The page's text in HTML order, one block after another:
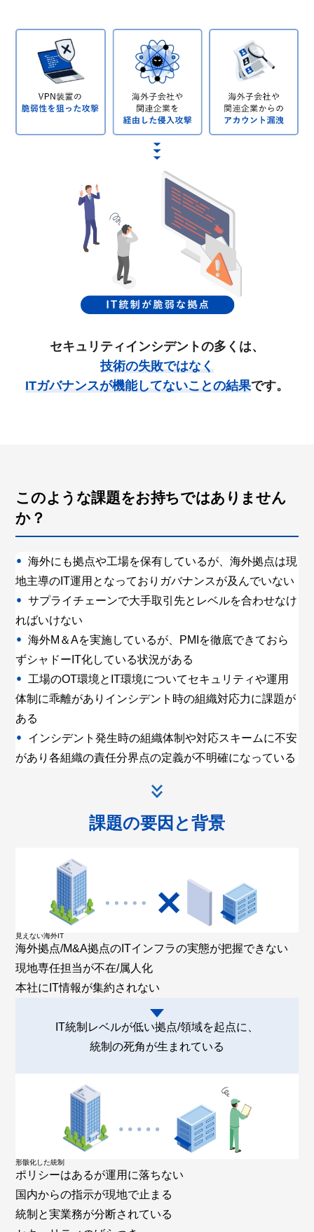
セキュリティインシデントの多くは、
技術の失敗ではなく
ITガバナンスが機能してないことの結果です。
このような課題をお持ちではありません
か？
海外にも拠点や工場を保有しているが、海外拠点は現
地主導のIT運用となっており ガバナンスが及んでいない
サプライチェーンで大手取引先とレベルを合わせなけ
ればいけない
海外M＆Aを実施しているが、 PMIを徹底できておら
ずシャドーIT化している状況がある
工場のOT環境とIT環境についてセキュリティや運用
体制に乖離があり インシデント時の組織対応力に課題が
ある
インシデント発生時の組織体制や対応スキームに不安
があり各組織の責任分界点の定義が不明確になっている
課題の要因と背景
見えない海外IT
海外拠点/M&A拠点のITインフラの実態が把握できない
現地専任担当が不在/属人化
本社にIT情報が集約されない
IT統制レベルが低い拠点/領域を起点に、
統制の死角が生まれている
形骸化した統制
ポリシーはあるが運用に落ちない
国内からの指示が現地で止まる
統制と実業務が分断されている